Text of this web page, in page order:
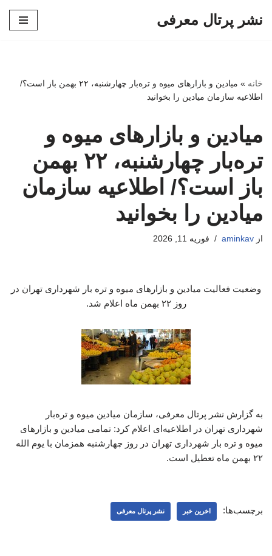
نشر پرتال معرفی
خانه »
میادین و بازارهای میوه و تره‌بار چهارشنبه، ۲۲ بهمن باز است؟/
اطلاعیه سازمان میادین را بخوانید
میادین و بازارهای میوه و
تره‌بار چهارشنبه، ۲۲ بهمن
باز است؟/ اطلاعیه سازمان
میادین را بخوانید
از aminkav فوریه 11, 2026
وضعیت فعالیت میادین و بازارهای میوه و تره بار شهرداری تهران در
روز ۲۲ بهمن ماه اعلام شد.
به گزارش نشر پرتال معرفی، سازمان میادین میوه و تره‌بار
شهرداری تهران در اطلاعیه‌ای اعلام کرد: تمامی میادین و بازارهای
میوه و تره بار شهرداری تهران در روز چهارشنبه همزمان با یوم الله
۲۲ بهمن ماه تعطیل است.
برچسب‌ها: اخرین خبر نشر پرتال معرفی